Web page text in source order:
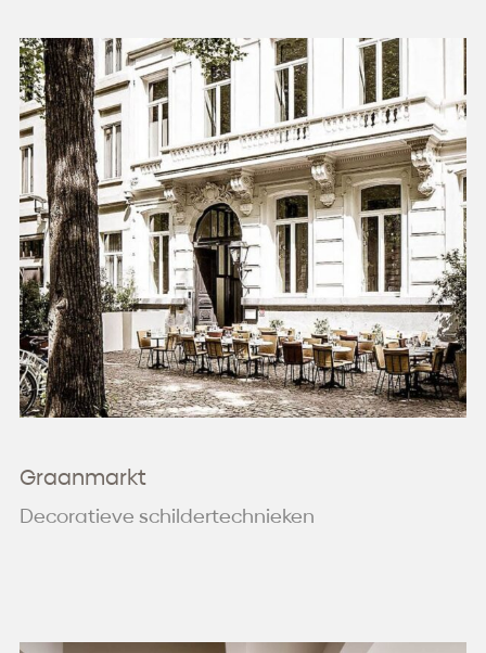
Graanmarkt
Decoratieve schildertechnieken